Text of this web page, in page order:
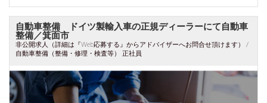
自動車整備 ドイツ製輸入車の正規ディーラーにて自動車
整備／箕面市
非公開求人（詳細は『Web応募する』からアドバイザーへお問合せ頂けます） /
自動車整備（整備・修理・検査等） 正社員